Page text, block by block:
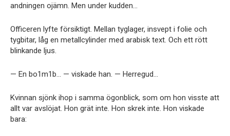
andningen ojämn. Men under kudden…
Officeren lyfte försiktigt. Mellan tyglager, insvept i folie och
tygbitar, låg en metallcylinder med arabisk text. Och ett rött
blinkande ljus.
— En bo1m1b… — viskade han. — Herregud…
Kvinnan sjönk ihop i samma ögonblick, som om hon visste att
allt var avslöjat. Hon grät inte. Hon skrek inte. Hon viskade
bara: